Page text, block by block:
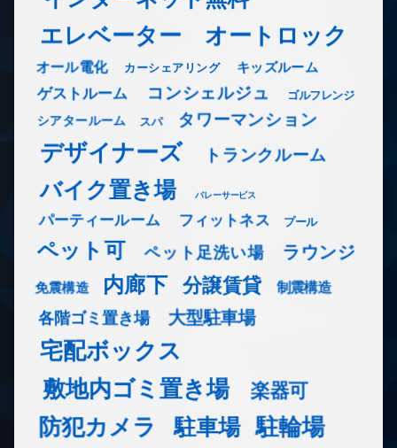
エレベーター オートロック
オール電化 カーシェアリング キッズルーム
ゲストルーム コンシェルジュ ゴルフレンジ
シアタールーム スパ タワーマンション
デザイナーズ トランクルーム
バイク置き場 バレーサービス
パーティールーム フィットネス プール
ペット可 ペット足洗い場 ラウンジ
免震構造 内廊下 分譲賃貸 制震構造
各階ゴミ置き場 大型駐車場
宅配ボックス
敷地内ゴミ置き場
楽器可
防犯カメラ 駐車場 駐輪場